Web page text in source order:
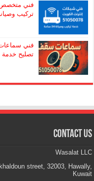
تركيب
تصليح خدمة
Contact Us
Wasalat LLC
street, 32003, Hawally,
Kuwait